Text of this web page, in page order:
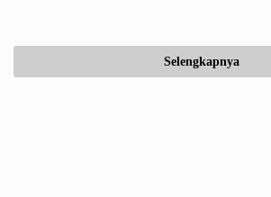
Selengkapnya